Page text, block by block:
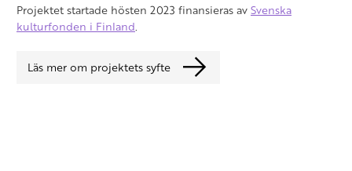
Projektet startade hösten 2023 finansieras avSvenska
kulturfonden i Finland.
Läs mer om projektets syfte